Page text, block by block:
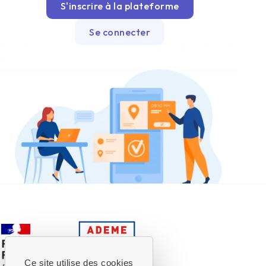
S'inscrire à la plateforme
Se connecter
Ce site utilise des cookies